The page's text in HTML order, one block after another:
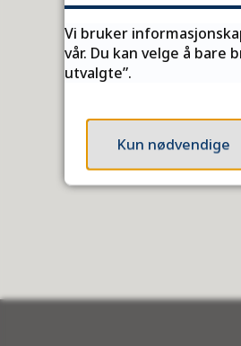
Vi bruker
vår. Du kan velge å bare
utvalgte”.
Kun nødvendige